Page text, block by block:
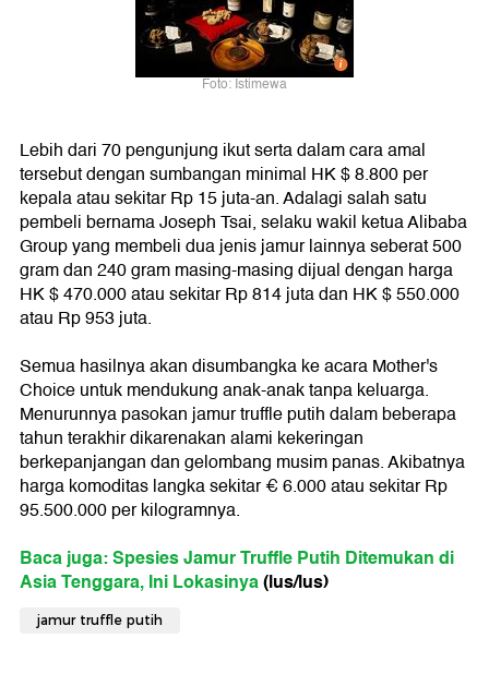
Foto: Istimewa
Lebih dari 70 pengunjung ikut serta dalam cara amal
tersebut dengan sumbangan minimal HK $ 8.800 per
kepala atau sekitar Rp 15 juta-an. Adalagi salah satu
pembeli bernama Joseph Tsai, selaku wakil ketua Alibaba
Group yang membeli dua jenis jamur lainnya seberat 500
gram dan 240 gram masing-masing dijual dengan harga
HK $ 470.000 atau sekitar Rp 814 juta dan HK $ 550.000
atau Rp 953 juta.
Semua hasilnya akan disumbangka ke acara Mother's
Choice untuk mendukung anak-anak tanpa keluarga.
Menurunnya pasokan jamur truffle putih dalam beberapa
tahun terakhir dikarenakan alami kekeringan
berkepanjangan dan gelombang musim panas. Akibatnya
harga komoditas langka sekitar € 6.000 atau sekitar Rp
95.500.000 per kilogramnya.
Baca juga: Spesies Jamur Truffle Putih Ditemukan di
Asia Tenggara, Ini Lokasinya(lus/lus)
jamur truffle putih